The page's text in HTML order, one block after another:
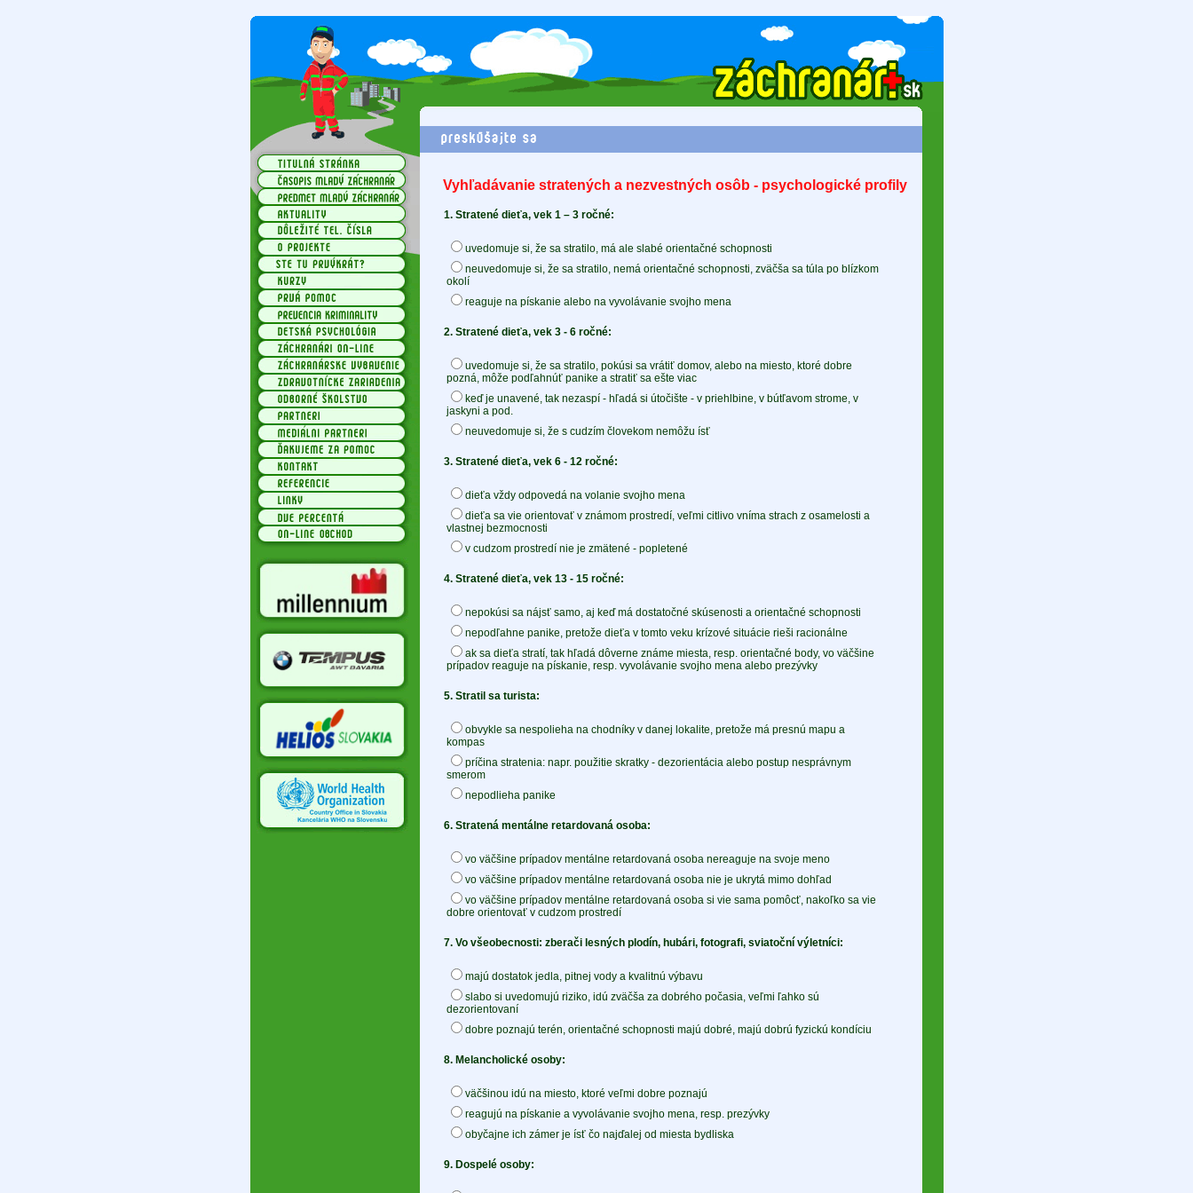
Vyhľadávanie stratených a nezvestných osôb - psychologické profily
1. Stratené dieťa, vek 1 – 3 ročné:
uvedomuje si, že sa stratilo, má ale slabé orientačné schopnosti
neuvedomuje si, že sa stratilo, nemá orientačné schopnosti, zväčša sa túla po blízkom
okolí
reaguje na pískanie alebo na vyvolávanie svojho mena
2. Stratené dieťa, vek 3 - 6 ročné:
uvedomuje si, že sa stratilo, pokúsi sa vrátiť domov, alebo na miesto, ktoré dobre
pozná, môže podľahnúť panike a stratiť sa ešte viac
keď je unavené, tak nezaspí - hľadá si útočište - v priehlbine, v bútľavom strome, v
jaskyni a pod.
neuvedomuje si, že s cudzím človekom nemôžu ísť
3. Stratené dieťa, vek 6 - 12 ročné:
dieťa vždy odpovedá na volanie svojho mena
dieťa sa vie orientovať v známom prostredí, veľmi citlivo vníma strach z osamelosti a
vlastnej bezmocnosti
v cudzom prostredí nie je zmätené - popletené
4. Stratené dieťa, vek 13 - 15 ročné:
nepokúsi sa nájsť samo, aj keď má dostatočné skúsenosti a orientačné schopnosti
nepodľahne panike, pretože dieťa v tomto veku krízové situácie rieši racionálne
ak sa dieťa stratí, tak hľadá dôverne známe miesta, resp. orientačné body, vo väčšine
prípadov reaguje na pískanie, resp. vyvolávanie svojho mena alebo prezývky
5. Stratil sa turista:
obvykle sa nespolieha na chodníky v danej lokalite, pretože má presnú mapu a
kompas
príčina stratenia: napr. použitie skratky - dezorientácia alebo postup nesprávnym
smerom
nepodlieha panike
6. Stratená mentálne retardovaná osoba:
vo väčšine prípadov mentálne retardovaná osoba nereaguje na svoje meno
vo väčšine prípadov mentálne retardovaná osoba nie je ukrytá mimo dohľad
vo väčšine prípadov mentálne retardovaná osoba si vie sama pomôcť, nakoľko sa vie
dobre orientovať v cudzom prostredí
7. Vo všeobecnosti: zberači lesných plodín, hubári, fotografi, sviatoční výletníci:
majú dostatok jedla, pitnej vody a kvalitnú výbavu
slabo si uvedomujú riziko, idú zväčša za dobrého počasia, veľmi ľahko sú
dezorientovaní
dobre poznajú terén, orientačné schopnosti majú dobré, majú dobrú fyzickú kondíciu
8. Melancholické osoby:
väčšinou idú na miesto, ktoré veľmi dobre poznajú
reagujú na pískanie a vyvolávanie svojho mena, resp. prezývky
obyčajne ich zámer je ísť čo najďalej od miesta bydliska
9. Dospelé osoby: